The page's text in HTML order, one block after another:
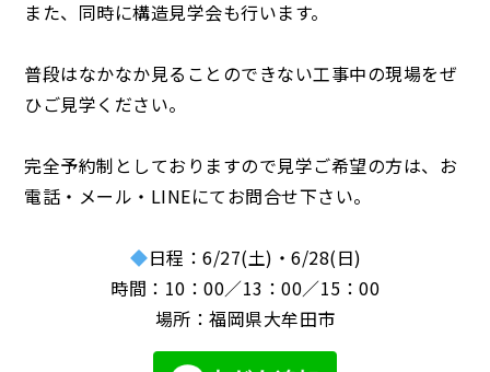
また、同時に構造見学会も行います。
普段はなかなか見ることのできない工事中の現場をぜ
ひご見学ください。
完全予約制としておりますので見学ご希望の方は、お
電話・メール・LINEにてお問合せ下さい。
日程：6/27(土)・6/28(日)
時間：10：00／13：00／15：00
場所：福岡県大牟田市